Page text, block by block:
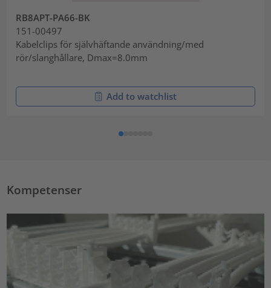
RB8APT-PA66-BK
151-00497
Kabelclips för självhäftande användning/med
rör/slanghållare, Dmax=8.0mm
Add to watchlist
Kompetenser